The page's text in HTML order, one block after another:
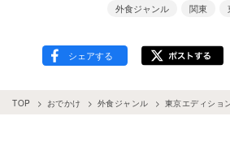
外食ジャンル 関東
TOP おでかけ 外食ジャンル 東京エディショ